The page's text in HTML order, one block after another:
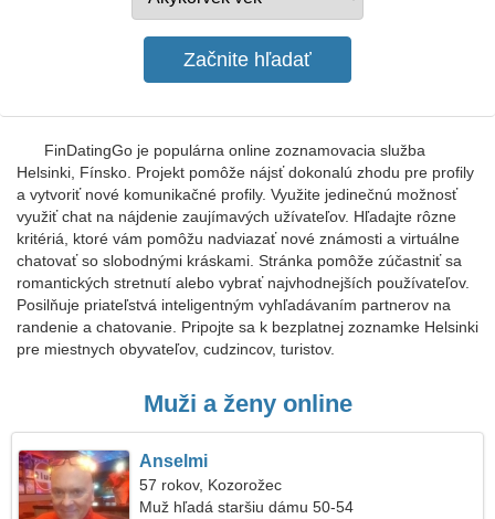
FinDatingGo je populárna online zoznamovacia služba
Helsinki, Fínsko. Projekt pomôže nájsť dokonalú zhodu pre profily
a vytvoriť nové komunikačné profily. Využite jedinečnú možnosť
využiť chat na nájdenie zaujímavých užívateľov. Hľadajte rôzne
kritériá, ktoré vám pomôžu nadviazať nové známosti a virtuálne
chatovať so slobodnými kráskami. Stránka pomôže zúčastniť sa
romantických stretnutí alebo vybrať najvhodnejších používateľov.
Posilňuje priateľstvá inteligentným vyhľadávaním partnerov na
randenie a chatovanie. Pripojte sa k bezplatnej zoznamke Helsinki
pre miestnych obyvateľov, cudzincov, turistov.
Muži a ženy online
Anselmi
57 rokov, Kozorožec
Muž hľadá staršiu dámu 50-54